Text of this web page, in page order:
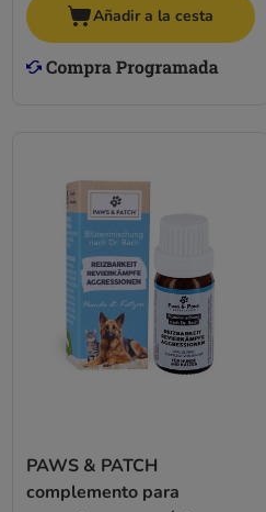
Añadir a la cesta
PAWS & PATCH
complemento para